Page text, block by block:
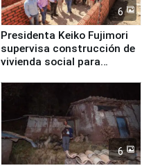
6
Presidenta Keiko Fujimori
supervisa construcción de
vivienda social para
6